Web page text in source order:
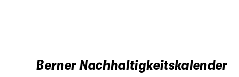
Berner Nachhaltigkeitskalender